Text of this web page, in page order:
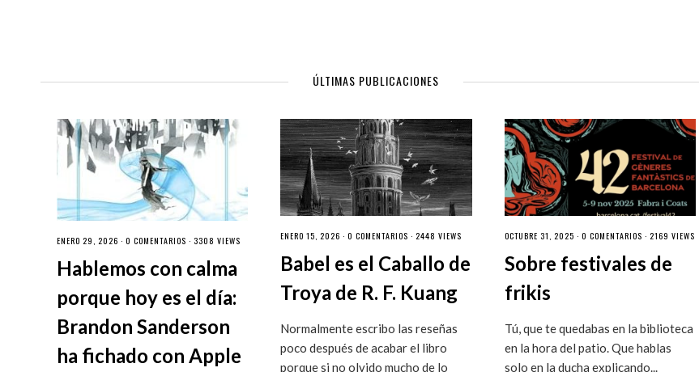
ÚLTIMAS PUBLICACIONES
ENERO 29, 2026 · 0 COMENTARIOS · 3308 VIEWS
Hablemos con calma
porque hoy es el día:
Brandon Sanderson
ha fichado con Apple
ENERO 15, 2026 ·0 COMENTARIOS · 2448 VIEWS
Babel es el Caballo de
Troya de R. F. Kuang
Normalmente escribo las reseñas
poco después de acabar el libro
porque si no olvido mucho de lo
OCTUBRE 31, 2025 · 0 COMENTARIOS · 2169 VIEWS
Sobre festivales de
frikis
Tú, que te quedabas en la biblioteca
en la hora del patio. Que hablas
solo en la ducha explicando...